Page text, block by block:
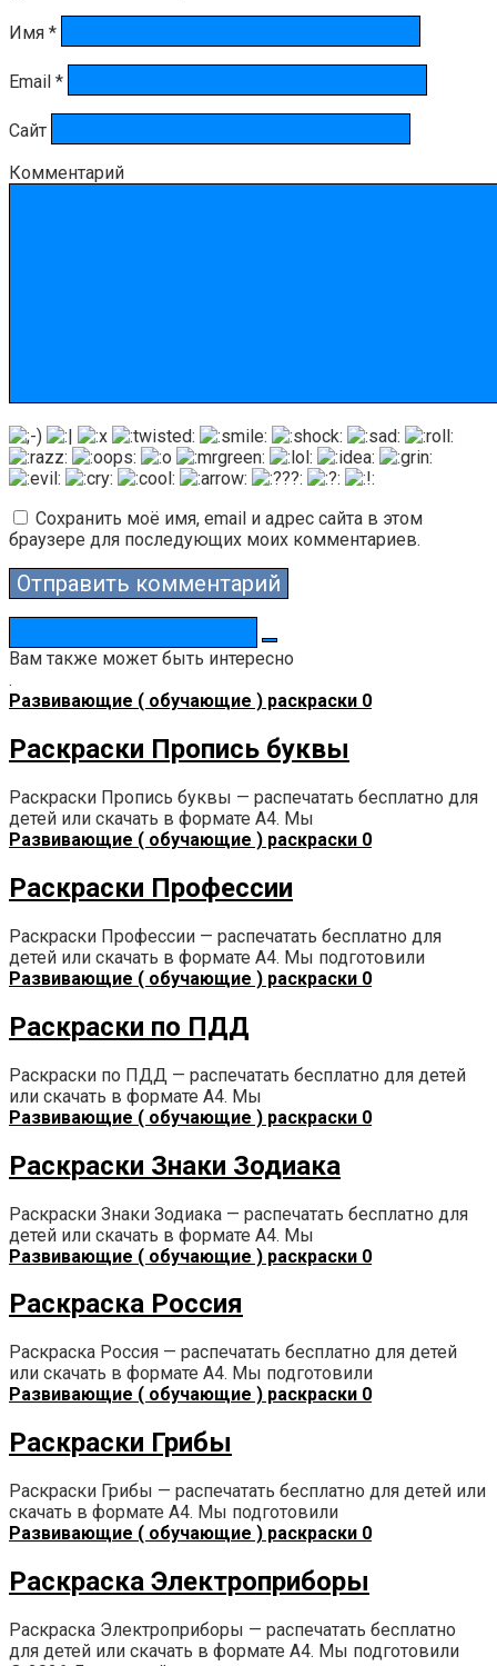
Имя *
Email *
Сайт
Комментарий
Сохранить моё имя, email и адрес сайта в этом
браузере для последующих моих комментариев.
Вам также может быть интересно
.
Развивающие ( обучающие ) раскраски 0
Раскраски Пропись буквы
Раскраски Пропись буквы — распечатать бесплатно для
детей или скачать в формате А4. Мы
Развивающие ( обучающие ) раскраски 0
Раскраски Профессии
Раскраски Профессии — распечатать бесплатно для
детей или скачать в формате А4. Мы подготовили
Развивающие ( обучающие ) раскраски 0
Раскраски по ПДД
Раскраски по ПДД — распечатать бесплатно для детей
или скачать в формате А4. Мы
Развивающие ( обучающие ) раскраски 0
Раскраски Знаки Зодиака
Раскраски Знаки Зодиака — распечатать бесплатно для
детей или скачать в формате А4. Мы
Развивающие ( обучающие ) раскраски 0
Раскраска Россия
Раскраска Россия — распечатать бесплатно для детей
или скачать в формате А4. Мы подготовили
Развивающие ( обучающие ) раскраски 0
Раскраски Грибы
Раскраски Грибы — распечатать бесплатно для детей или
скачать в формате А4. Мы подготовили
Развивающие ( обучающие ) раскраски 0
Раскраска Электроприборы
Раскраска Электроприборы — распечатать бесплатно
для детей или скачать в формате А4. Мы подготовили